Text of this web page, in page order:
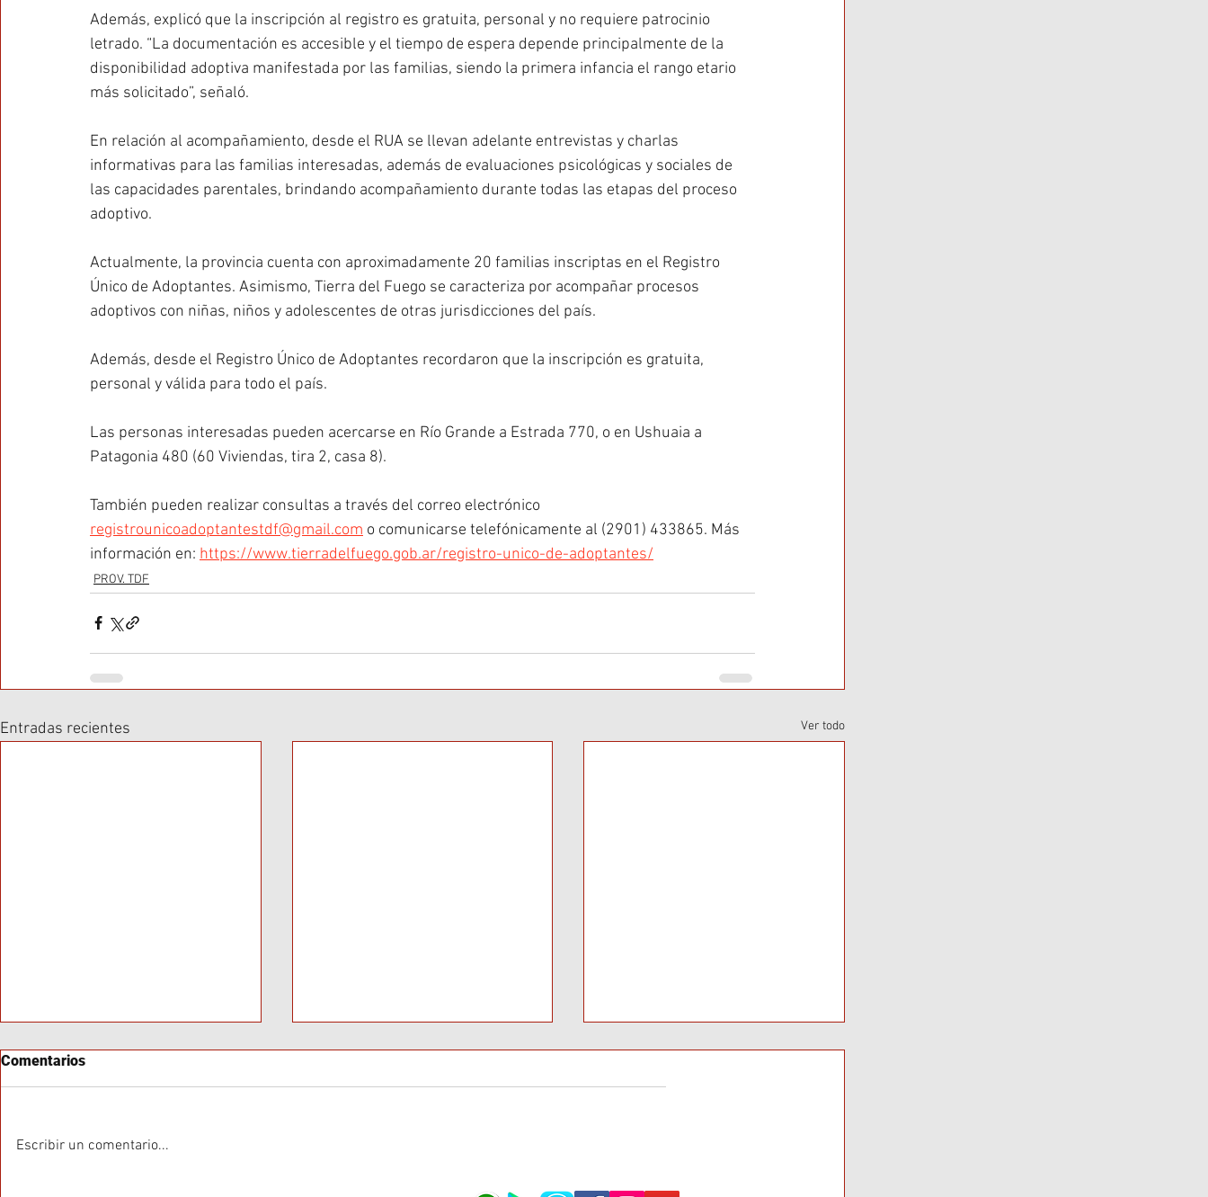
Además, explicó que la inscripción al registro es gratuita, personal y no requiere patrocinio
letrado. “La documentación es accesible y el tiempo de espera depende principalmente de la
disponibilidad adoptiva manifestada por las familias, siendo la primera infancia el rango etario
más solicitado”, señaló.
En relación al acompañamiento, desde el RUA se llevan adelante entrevistas y charlas
informativas para las familias interesadas, además de evaluaciones psicológicas y sociales de
las capacidades parentales, brindando acompañamiento durante todas las etapas del proceso
adoptivo.
Actualmente, la provincia cuenta con aproximadamente 20 familias inscriptas en el Registro
Único de Adoptantes. Asimismo, Tierra del Fuego se caracteriza por acompañar procesos
adoptivos con niñas, niños y adolescentes de otras jurisdicciones del país.
Además, desde el Registro Único de Adoptantes recordaron que la inscripción es gratuita,
personal y válida para todo el país.
Las personas interesadas pueden acercarse en Río Grande a Estrada 770, o en Ushuaia a
Patagonia 480 (60 Viviendas, tira 2, casa 8).
También pueden realizar consultas a través del correo electrónico
registrounicoadoptantestdf@gmail.com o comunicarse telefónicamente al (2901) 433865. Más
información en: https://www.tierradelfuego.gob.ar/registro-unico-de-adoptantes/
PROV. TDF
Entradas recientes Ver todo
Comentarios
Escribir un comentario...